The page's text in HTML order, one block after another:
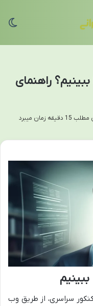
راهنمای
زمان میبرد
سراسری، از طریق وب